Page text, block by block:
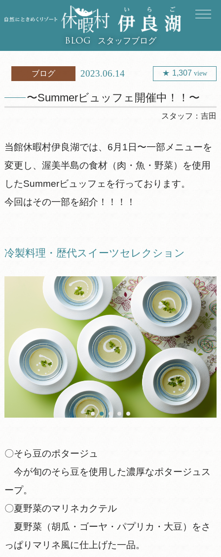
BLOG スタッフブログ
ブログ 2023.06.14 1,307view
〜Summerビュッフェ開催中！！〜
スタッフ：吉田
当館休暇村伊良湖では、6月1日〜一部メニューを
変更し、渥美半島の食材（肉・魚・野菜）を使用
したSummerビュッフェを行っております。
今回はその一部を紹介！！！！
冷製料理・歴代スイーツセレクション
〇そら豆のポタージュ
今が旬のそら豆を使用した濃厚なポタージュス
ープ。
〇夏野菜のマリネカクテル
夏野菜（胡瓜・ゴーヤ・パプリカ・大豆）をさ
っぱりマリネ風に仕上げた一品。